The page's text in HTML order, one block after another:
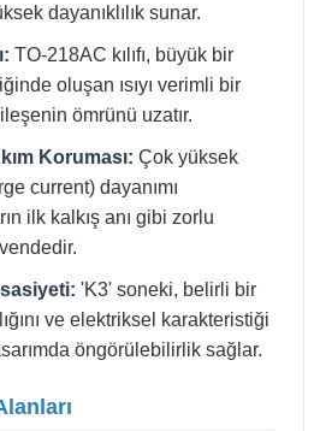
dayanıklılık sunar.
TO-218AC kılıfı, büyük bir
oluşan ısıyı verimli bir
ömrünü uzatır.
Koruması: Çok yüksek
current) dayanımı
ilk kalkış anı gibi zorlu
'K3' soneki, belirli bir
ve elektriksel karakteristiği
öngörülebilirlik sağlar.